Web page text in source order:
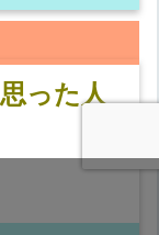
った人